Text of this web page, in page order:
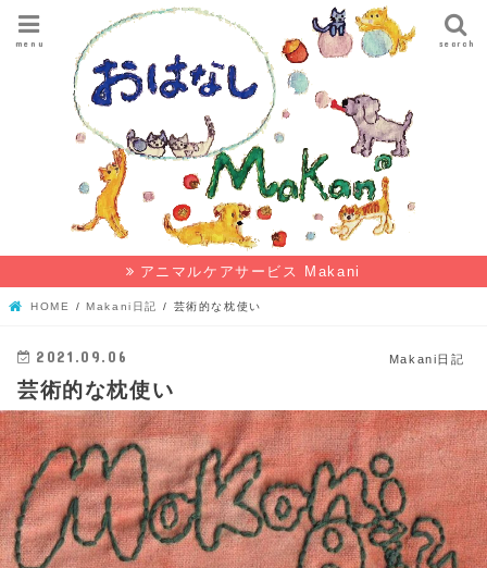
search
menu
アニマルケアサービス Makani
HOME Makani日記 芸術的な枕使い
Makani日記
2021.09.06
芸術的な枕使い